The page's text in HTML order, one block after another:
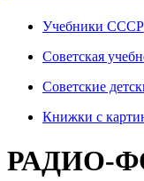
Учебники СССР
Советская
Советские
Книжки с
РАДИО-